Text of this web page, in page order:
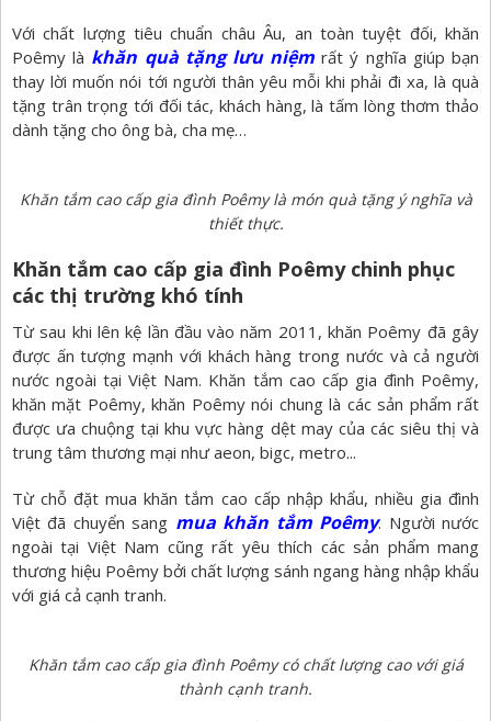
Với chất lượng tiêu chuẩn châu Âu, an toàn tuyệt đối, khăn
Poêmy là khăn quà tặng lưu niệm rất ý nghĩa giúp bạn
thay lời muốn nói tới người thân yêu mỗi khi phải đi xa, là quà
tặng trân trọng tới đối tác, khách hàng, là tấm lòng thơm thảo
dành tặng cho ông bà, cha mẹ…
Khăn tắm cao cấp gia đình Poêmy là món quà tặng ý nghĩa và
thiết thực.
Khăn tắm cao cấp gia đình Poêmy chinh phục
các thị trường khó tính
Từ sau khi lên kệ lần đầu vào năm 2011, khăn Poêmy đã gây
được ấn tượng mạnh với khách hàng trong nước và cả người
nước ngoài tại Việt Nam. Khăn tắm cao cấp gia đình Poêmy,
khăn mặt Poêmy, khăn Poêmy nói chung là các sản phẩm rất
được ưa chuộng tại khu vực hàng dệt may của các siêu thị và
trung tâm thương mại như aeon, bigc, metro...
Từ chỗ đặt mua khăn tắm cao cấp nhập khẩu, nhiều gia đình
Việt đã chuyển sang mua khăn tắm Poêmy. Người nước
ngoài tại Việt Nam cũng rất yêu thích các sản phẩm mang
thương hiệu Poêmy bởi chất lượng sánh ngang hàng nhập khẩu
với giá cả cạnh tranh.
Khăn tắm cao cấp gia đình Poêmy có chất lượng cao với giá
thành cạnh tranh.